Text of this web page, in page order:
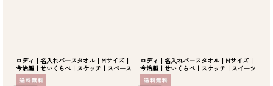
ロディ｜名入れバースタオル｜Mサイズ｜
今治製｜せいくらべ｜スケッチ｜スペース
ロディ｜名入れバースタオル｜Mサイズ｜
今治製｜せいくらべ｜スケッチ｜スイーツ